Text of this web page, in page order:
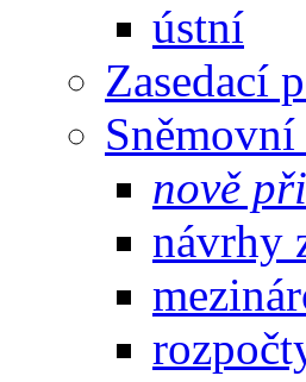
ústní
Zasedací
nově
návrhy